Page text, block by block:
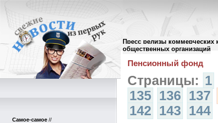
Пресс релизы коммерческих
общественных организаций
Самое-самое //
Архив пресс-релизов//
Пенсионный фонд
Страницы: 1
135 136 137
142 143 144